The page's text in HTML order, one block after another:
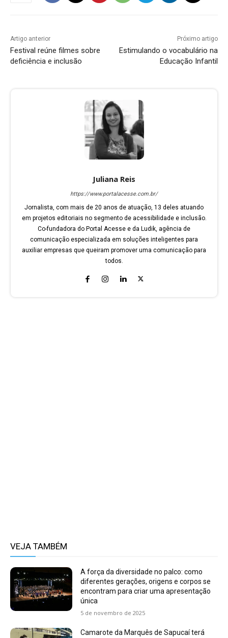
Artigo anterior
Festival reúne filmes sobre
deficiência e inclusão
Próximo artigo
Estimulando o vocabulário na
Educação Infantil
Juliana Reis
https://www.portalacesse.com.br/
Jornalista, com mais de 20 anos de atuação, 13 deles atuando
em projetos editoriais no segmento de acessibilidade e inclusão.
Co-fundadora do Portal Acesse e da Ludik, agência de
comunicação especializada em soluções inteligentes para
auxiliar empresas que queiram promover uma comunicação para
todos.
VEJA TAMBÉM
A força da diversidade no palco: como
diferentes gerações, origens e corpos se
encontram para criar uma apresentação
única
5 de novembro de 2025
Camarote da Marquês de Sapucaí terá